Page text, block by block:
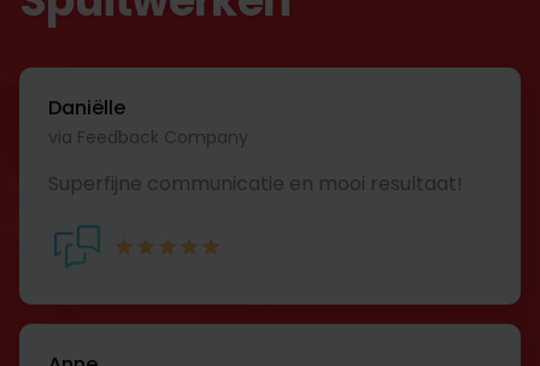
Daniëlle
via Feedback Company
Superfijne communicatie en mooi resultaat!